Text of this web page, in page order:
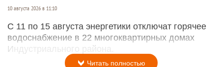
10 августа 2026 в 11:10
С 11 по 15 августа энергетики отключат горячее
водоснабжение в 22 многоквартирных домах
Индустриального района.
Читать полностью